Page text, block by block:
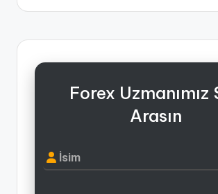
Forex Uzmanımız
Arasın
İsim